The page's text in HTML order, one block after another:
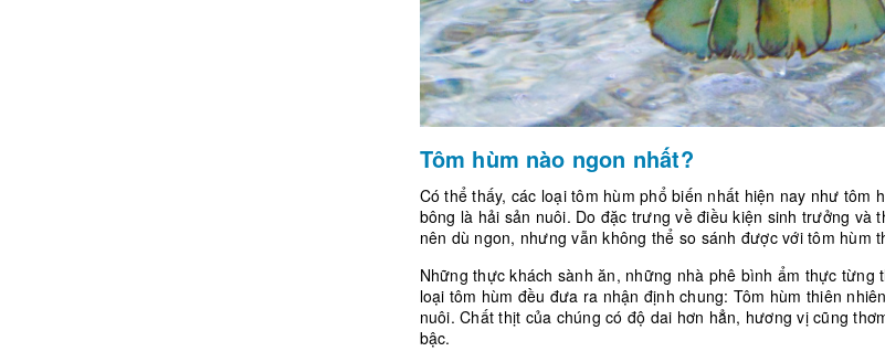
Tôm hùm nào ngon nhất?
Có thể thấy, các loại tôm hùm phổ biến nhất hiện nay như tôm
bông là hải sản nuôi. Do đặc trưng về điều kiện sinh trưởng và
nên dù ngon, nhưng vẫn không thể so sánh được với tôm hùm
Những thực khách sành ăn, những nhà phê bình ẩm thực từng
loại tôm hùm đều đưa ra nhận định chung: Tôm hùm thiên
nuôi. Chất thịt của chúng có độ dai hơn hẳn, hương vị cũng
bậc.